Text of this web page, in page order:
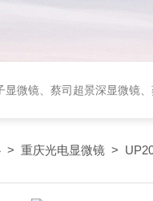
显微镜、蔡司超景深显微镜
> 重庆光电显微镜 >